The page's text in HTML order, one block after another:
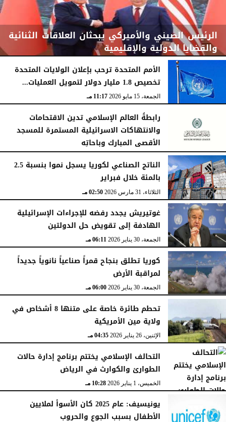
الرئيس الصيني والأميركي يبحثان العلاقات الثنائية
والقضايا الدولية والإقليمية
الجمعة، 15 مايو 2026 11:52 مـ
الأمم المتحدة ترحب بإعلان الولايات المتحدة
تخصيص 1.8 مليار دولار لتمويل العمليات...
الجمعة، 15 مايو 2026 11:17 مـ
رابطةُ العالم الإسلامي تدين الاقتحامات
والانتهاكات الاسرائيلية المستمرة للمسجد
الأقصى المبارك وباحاتِه
الجمعة، 15 مايو 2026 11:09 مـ
الناتج الصناعي لكوريا يسجل نموا بنسبة 2.5
بالمئة خلال فبراير
الثلاثاء، 31 مارس 2026 02:50 مـ
غوتيريش يجدد رفضه للإجراءات الإسرائيلية
الهادفة إلى تقويض حل الدولتين
الجمعة، 30 يناير 2026 06:11 مـ
كوريا تطلق بنجاح قمراً صناعياً نانوياً جديداً
لمراقبة الأرض
الجمعة، 30 يناير 2026 06:00 مـ
تحطم طائرة خاصة على متنها 8 أشخاص في
ولاية مين الأمريكية
الإثنين، 26 يناير 2026 04:35 مـ
التحالف الإسلامي يختتم برنامج إدارة حالات
الطوارئ والكوارث في الرياض
الخميس، 1 يناير 2026 10:28 مـ
يونيسيف: عام 2025 كان الأسوأ لملايين
الأطفال بسبب الجوع والحروب